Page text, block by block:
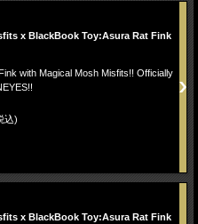
x BlackBook Toy:Asura Rat Fink
with Magical Mosh Misfits!! Officially
込)
x BlackBook Toy:Asura Rat Fink